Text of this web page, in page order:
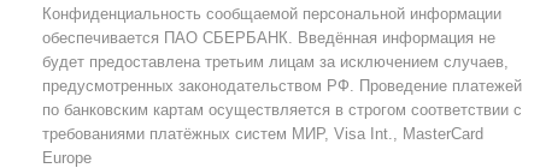
Конфиденциальность сообщаемой персональной информации
обеспечивается ПАО СБЕРБАНК. Введённая информация не
будет предоставлена третьим лицам за исключением случаев,
предусмотренных законодательством РФ. Проведение платежей
по банковским картам осуществляется в строгом соответствии с
требованиями платёжных систем МИР, Visa Int., MasterCard
Europe